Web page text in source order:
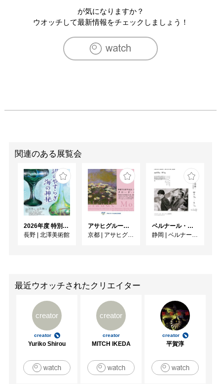
が気になりますか？
ウオッチして最新情報をチェックしましょう！
関連のある展覧会
2026年度 特別展「ガレとドーム、アール･ヌーヴォーのガラス 水辺のやすらぎ、海の神秘」
長野 | 北澤美術館
アサヒグループ大山崎山荘美術館 開館30周年記念展「没後100年 クロード・モネ」
京都 | アサヒグループ大山崎山荘美術館
ベルナール・ビュフェと写真 ーカメラがとらえたビュフェとその時代、そして21 世紀へ
静岡 | ベルナール・ビュフェ美術館
最近ウオッチされたクリエイター
creator
creator
Yuriko Shirou
creator
creator
MITCH IKEDA
creator
平賀淳